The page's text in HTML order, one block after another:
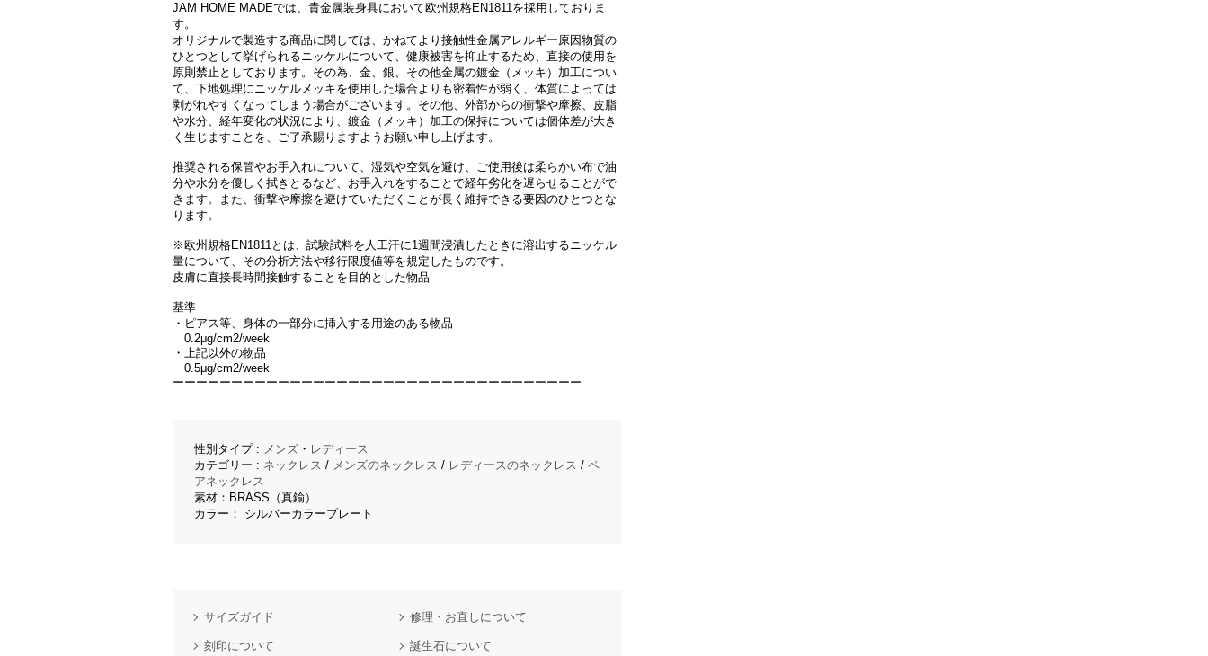
JAM HOME MADEでは、貴金属装身具において欧州規格EN1811を採用しておりま
す。
オリジナルで製造する商品に関しては、かねてより接触性金属アレルギー原因物質の
ひとつとして挙げられるニッケルについて、健康被害を抑止するため、直接の使用を
原則禁止としております。その為、金、銀、その他金属の鍍金（メッキ）加工につい
て、下地処理にニッケルメッキを使用した場合よりも密着性が弱く、体質によっては
剥がれやすくなってしまう場合がございます。その他、外部からの衝撃や摩擦、皮脂
や水分、経年変化の状況により、鍍金（メッキ）加工の保持については個体差が大き
く生じますことを、ご了承賜りますようお願い申し上げます。
推奨される保管やお手入れについて、湿気や空気を避け、ご使用後は柔らかい布で油
分や水分を優しく拭きとるなど、お手入れをすることで経年劣化を遅らせることがで
きます。 また、衝撃や摩擦を避けていただくことが長く維持できる要因のひとつとな
ります。
※欧州規格EN1811とは、試験試料を人工汗に1週間浸漬したときに溶出するニッケル
量について、その分析方法や移行限度値等を規定したものです。
皮膚に直接長時間接触することを目的とした物品
基準
・ピアス等、身体の一部分に挿入する用途のある物品
0.2μg/cm2/week
・上記以外の物品
0.5μg/cm2/week
ーーーーーーーーーーーーーーーーーーーーーーーーーーーーーーーーーーー
性別タイプ : メンズ ・ レディース
カテゴリー : ネックレス / メンズのネックレス / レディースのネックレス / ペ
アネックレス
素材：BRASS（真鍮）
カラー： シルバーカラープレート
サイズガイド 修理・お直しについて
刻印について 誕生石について